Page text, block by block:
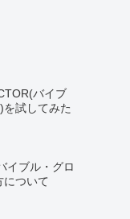
バイブ
試してみた
イブル・グロ
について